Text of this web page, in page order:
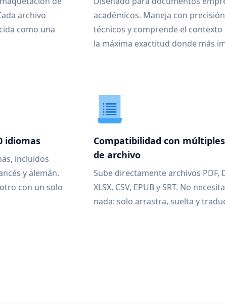
archivo
como una
académicos. Maneja con
técnicos y comprende el
la máxima exactitud donde más
idiomas
incluidos
y alemán.
con un solo
Compatibilidad con
de archivo
Sube directamente archivos PDF,
XLSX, CSV, EPUB y SRT. No
nada: solo arrastra, suelta y